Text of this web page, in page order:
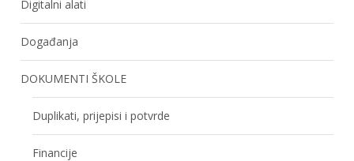
Digitalni alati
Događanja
DOKUMENTI ŠKOLE
Duplikati, prijepisi i potvrde
Financije